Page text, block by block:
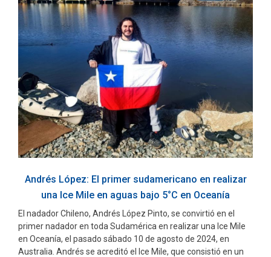
Andrés López: El primer sudamericano en realizar
una Ice Mile en aguas bajo 5°C en Oceanía
El nadador Chileno, Andrés López Pinto, se convirtió en el
primer nadador en toda Sudamérica en realizar una Ice Mile
en Oceanía, el pasado sábado 10 de agosto de 2024, en
Australia. Andrés se acreditó el Ice Mile, que consistió en un